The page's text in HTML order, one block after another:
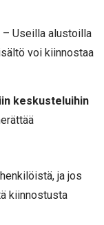
– Useilla alustoilla
voi kiinnostaa
keskusteluihin
ja jos
kiinnostusta